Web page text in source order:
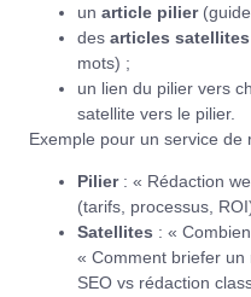
un article pilier(guide
des articles satellites
mots) ;
un lien du pilier vers
satellite vers le pilier.
Exemple pour un service de
Pilier: « Rédaction
(tarifs, processus,
Satellites : «
« Comment briefer
SEO vs rédaction